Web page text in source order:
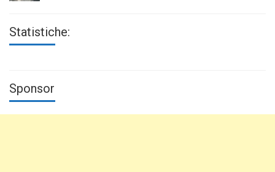
Statistiche:
Sponsor